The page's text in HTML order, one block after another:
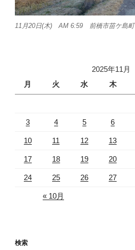
11月20日(木) AM 6:59 前橋市苗ケ島町
2025年11月
月
火 水 木
3 4 5 6
10 11 12 13
17 18 19 20
24 25 26 27
« 10月
検索